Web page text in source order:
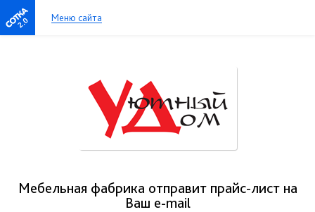
2.0 Меню сайта
Мебельная фабрика отправит прайс-лист на
Ваш е-mail